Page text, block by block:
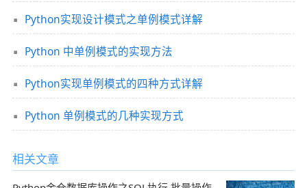
Python实现设计模式之单例模式详解
Python 中单例模式的实现方法
Python实现单例模式的四种方式详解
Python 单例模式的几种实现方式
相关文章